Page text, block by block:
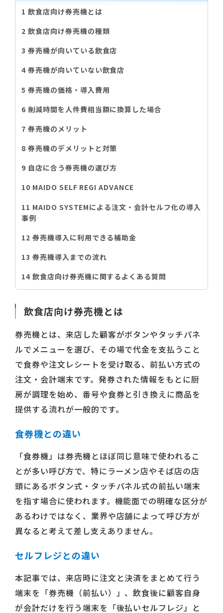
飲食店向け券売機とは
飲食店向け券売機の種類
券売機が向いている飲食店
券売機が向いていない飲食店
券売機の価格・導入費用
削減時間を人件費相当額に換算した場合
券売機のメリット
券売機のデメリットと対策
自店に合う券売機の選び方
MAIDO SELF REGI ADVANCE
MAIDO SYSTEMによる注文・会計セルフ化の導入
事例
券売機導入に利用できる補助金
券売機導入までの流れ
飲食店向け券売機に関するよくある質問
飲食店向け券売機とは
券売機とは、来店した顧客がボタンやタッチパネ
ルでメニューを選び、その場で代金を支払うこと
で食券や注文レシートを受け取る、前払い方式の
注文・会計端末です。発券された情報をもとに厨
房が調理を始め、番号や食券と引き換えに商品を
提供する流れが一般的です。
食券機との違い
「食券機」は券売機とほぼ同じ意味で使われるこ
とが多い呼び方で、特にラーメン店やそば店の店
頭にあるボタン式・タッチパネル式の前払い端末
を指す場合に使われます。機能面での明確な区分が
あるわけではなく、業界や店舗によって呼び方が
異なると考えて差し支えありません。
セルフレジとの違い
本記事では、来店時に注文と決済をまとめて行う
端末を「券売機（前払い）」、飲食後に顧客自身
が会計だけを行う端末を「後払いセルフレジ」と